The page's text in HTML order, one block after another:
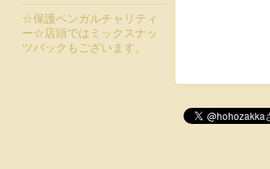
☆保護ベンガルチャリティ
ー☆店頭ではミックスナッ
ツパックもございます。